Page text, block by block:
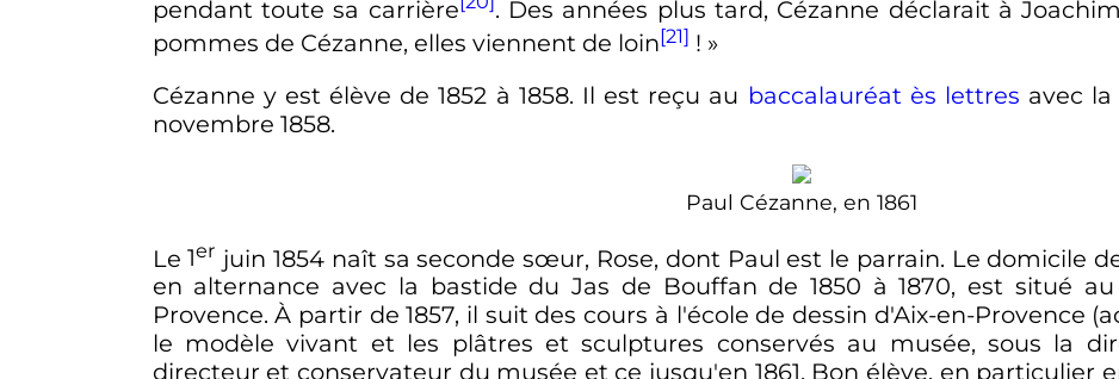
pendant toute sa carrière
. Des années plus tard, Cézanne déclarait à
pommes de Cézanne, elles viennent de loin[21] ! »
Cézanne y est élève de 1852 à 1858. Il est reçu au baccalauréat ès lettres avec
novembre 1858.
Paul Cézanne, en 1861
Le1er juin 1854 naît sa seconde sœur, Rose, dont Paul est le parrain. Le domicile
en alternance avec la bastide du Jas de Bouffan de 1850 à 1870, est situé
Provence. À partir de 1857, il suit des cours à l'école de dessin d'Aix-en-Provence
le modèle vivant et les plâtres et sculptures conservés au musée, sous la
directeur et conservateur du musée et ce jusqu'en 1861. Bon élève, en particulier